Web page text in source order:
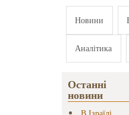
Новини
Аналітика
Останні
новини